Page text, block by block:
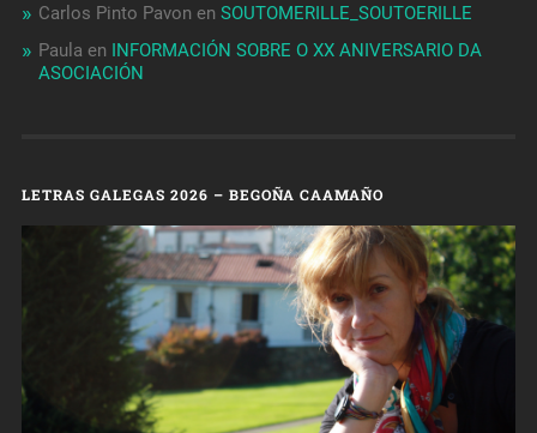
Carlos Pinto Pavon en SOUTOMERILLE_SOUTOERILLE
Paula en INFORMACIÓN SOBRE O XX ANIVERSARIO DA
ASOCIACIÓN
LETRAS GALEGAS 2026 – BEGOÑA CAAMAÑO